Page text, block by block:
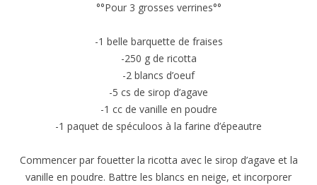
°°Pour 3 grosses verrines°°
-1 belle barquette de fraises
-250 g de ricotta
-2 blancs d’oeuf
-5 cs de sirop d’agave
-1 cc de vanille en poudre
-1 paquet de spéculoos à la farine d’épeautre
Commencer par fouetter la ricotta avec le sirop d’agave et la
vanille en poudre. Battre les blancs en neige, et incorporer